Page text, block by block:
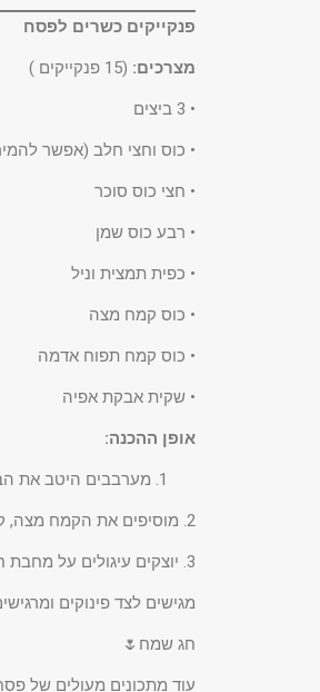
פנקייקים כשרים לפסח
מצרכים: (15 פנקייקים )
• 3 ביצים
• כוס וחצי חלב (אפשר
• חצי כוס סוכר
• רבע כוס שמן
• כפית תמצית וניל
• כוס קמח מצה
• כוס קמח תפוח אדמה
• שקית אבקת אפיה
אופן ההכנה:
מערבבים היטב את
2. מוסיפים את הקמח מצה, קמח תפו"א ואבקת אפייה ומערבבים לבלילה אחידה.
3. יוצקים עיגולים על מחבת חמה והופכים לצד השני אחרי שנהיות בועות.
מגישים לצד פינוקים
חג שמח🌷
עוד מתכונים מעולים של